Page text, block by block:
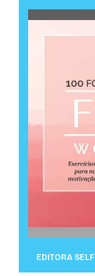
EDITORA SELF